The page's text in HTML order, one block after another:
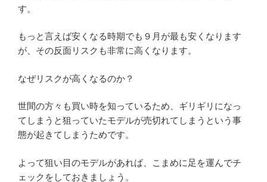
す。
もっと言えば安くなる時期でも９月が最も安くなります
が、その反面リスクも非常に高くなります。
なぜリスクが高くなるのか？
世間の方々も買い時を知っているため、ギリギリになっ
てしまうと狙っていたモデルが売切れてしまうという事
態が起きてしまうためです。
よって狙い目のモデルがあれば、こまめに足を運んでチ
ェックをしておきましょう。